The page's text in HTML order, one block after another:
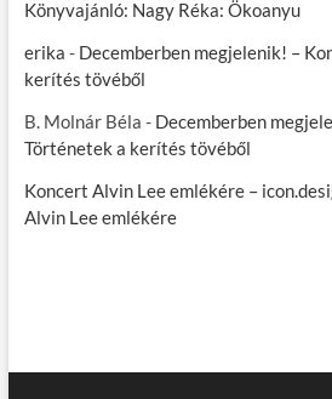
Könyvajánló: Nagy Réka: Ökoanyu
erika - Decemberben megjelenik! –
kerítés tövéből
B. Molnár Béla - Decemberben
Történetek a kerítés tövéből
Koncert Alvin Lee emlékére –
Alvin Lee emlékére